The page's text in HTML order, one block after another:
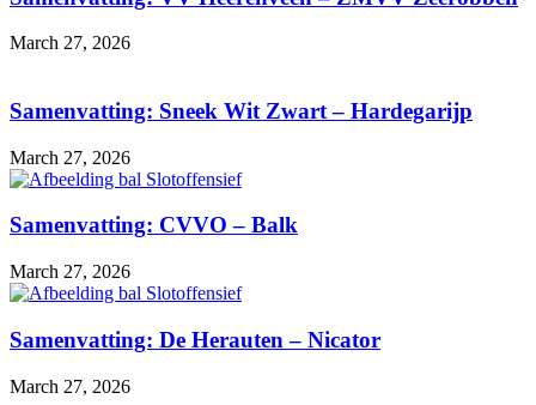
March 27, 2026
Samenvatting: Sneek Wit Zwart – Hardegarijp
March 27, 2026
Samenvatting: CVVO – Balk
March 27, 2026
Samenvatting: De Herauten – Nicator
March 27, 2026